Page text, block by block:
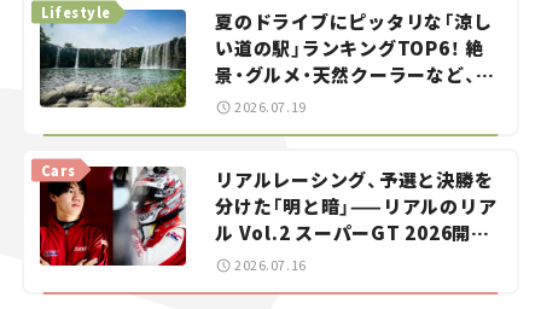
夏のドライブにピッタリな「涼し
い道の駅」ランキングTOP6！ 絶
景・グルメ・天然クーラーなど、避
暑におすすめのスポットを紹介
【道の駅マニアの推し駅ガイド】
Lifestyle
2026.07.19
リアルレーシング、予選と決勝を
分けた「明と暗」——リアルのリア
ル Vol.2 スーパーGT 2026開幕
戦 岡山国際サーキット
Cars
2026.07.16